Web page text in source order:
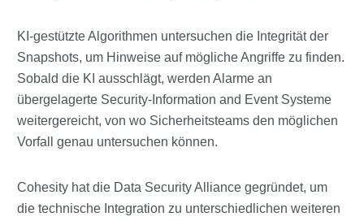
KI-gestützte Algorithmen untersuchen die Integrität der
Snapshots, um Hinweise auf mögliche Angriffe zu finden.
Sobald die KI ausschlägt, werden Alarme an
übergelagerte Security-Information and Event Systeme
weitergereicht, von wo Sicherheitsteams den möglichen
Vorfall genau untersuchen können.
Cohesity hat die Data Security Alliance gegründet, um
die technische Integration zu unterschiedlichen weiteren